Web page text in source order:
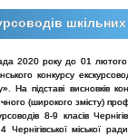
шкільних
2020 року до 01
конкурсу
На підставі висновків
(широкого змісту)
8-9 класів
міської